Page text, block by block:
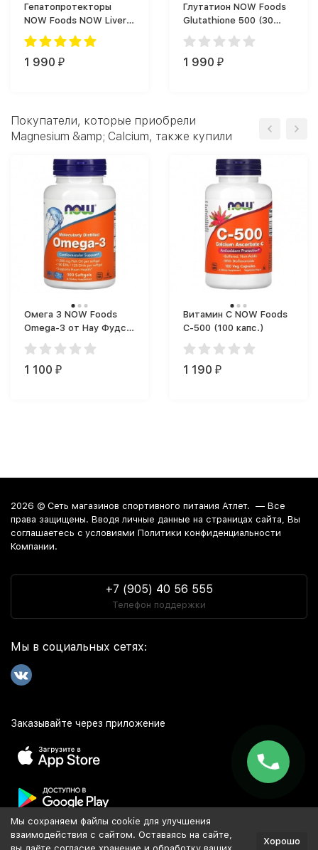
Гепатопротекторы
NOW Foods NOW Liver
Refresh 90 vcaps (90
капс.)
1 990 ₽
Глутатион NOW Foods
Glutathione 500 (30
капс.)
1 990 ₽
Покупатели, которые приобрели
Magnesium &amp; Calcium, также купили
Омега 3 NOW Foods
Omega-3 от Нау Фудс
(100 капс.)
1 100 ₽
Витамин C NOW Foods
C-500 (100 капс.)
1 190 ₽
2026 © Сеть магазинов спортивного питания Атлет. — Все
права защищены. Вводя личные данные на страницах сайта, Вы
соглашаетесь c условиями Политики конфиденциальности
Компании.
+7 (905) 40 56 555
Телефон поддержки
Мы в социальных сетях:
Заказывайте через приложение
Популярное
Мы сохраняем файлы cookie для улучшения
взаимодействия с сайтом. Оставаясь на сайте,
Хорошо